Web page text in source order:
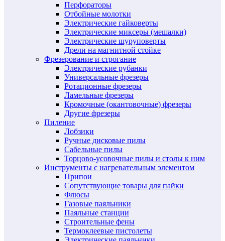
Перфораторы
Отбойные молотки
Электрические гайковерты
Электрические миксеры (мешалки)
Электрические шуруповерты
Дрели на магнитной стойке
Фрезерование и строгание
Электрические рубанки
Универсальные фрезеры
Ротационные фрезеры
Ламельные фрезеры
Кромочные (окантовочные) фрезеры
Другие фрезеры
Пиление
Лобзики
Ручные дисковые пилы
Сабельные пилы
Торцово-усовочные пилы и столы к ним
Инструменты с нагревательным элементом
Припои
Сопутствующие товары для пайки
Флюсы
Газовые паяльники
Паяльные станции
Строительные фены
Термоклеевые пистолеты